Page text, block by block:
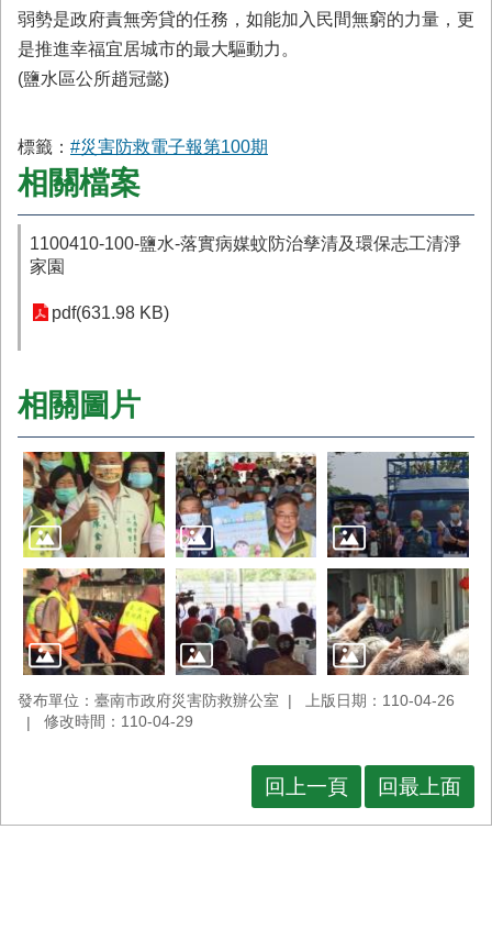
弱勢是政府責無旁貸的任務，如能加入民間無窮的力量，更
是推進幸福宜居城市的最大驅動力。
(鹽水區公所趙冠懿)
標籤： #災害防救電子報第100期
相關檔案
1100410-100-鹽水-落實病媒蚊防治孳清及環保志工清淨
家園
pdf(631.98 KB)
相關圖片
發布單位：臺南市政府災害防救辦公室
上版日期：110-04-26
修改時間：110-04-29
回上一頁 回最上面